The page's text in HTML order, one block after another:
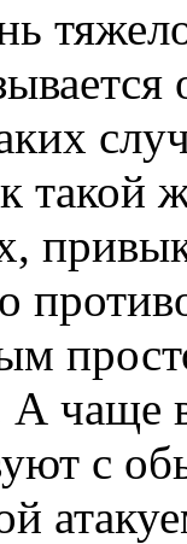
чаще
с